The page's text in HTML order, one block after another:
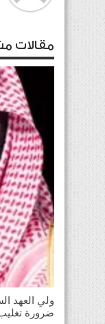
مقالات
ولي العهد
ضرورة